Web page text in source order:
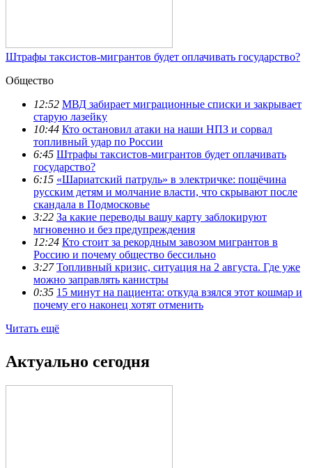
Штрафы таксистов-мигрантов будет оплачивать государство?
Общество
12:52 МВД забирает миграционные списки и закрывает
старую лазейку
10:44 Кто остановил атаки на наши НПЗ и сорвал
топливный удар по России
6:45 Штрафы таксистов-мигрантов будет оплачивать
государство?
6:15 «Шариатский патруль» в электричке: пощёчина
русским детям и молчание власти, что скрывают после
скандала в Подмосковье
3:22 За какие переводы вашу карту заблокируют
мгновенно и без предупреждения
12:24 Кто стоит за рекордным завозом мигрантов в
Россию и почему общество бессильно
3:27 Топливный кризис, ситуация на 2 августа. Где уже
можно заправлять канистры
0:35 15 минут на пациента: откуда взялся этот кошмар и
почему его наконец хотят отменить
Читать ещё
Актуально сегодня